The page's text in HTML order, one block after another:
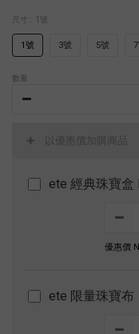
尺寸 : 1號
1號 3號 5號
數量
以優惠價加購商品
ete 經典珠寶盒
優惠價
ete 限量珠寶布